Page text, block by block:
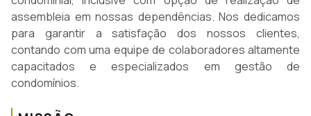
assembleia em nossas dependências. Nos dedicamos
para garantir a satisfação dos nossos clientes,
contando com uma equipe de colaboradores altamente
capacitados e especializados em gestão de
condomínios.